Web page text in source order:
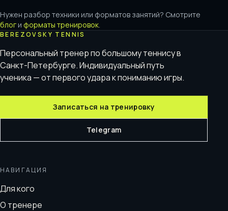
Нужен разбор техники или форматов занятий? Смотрите
блог и форматы тренировок.
BEREZOVSKY TENNIS
Персональный тренер по большому теннису в
Санкт-Петербурге. Индивидуальный путь
ученика — от первого удара к пониманию игры.
Записаться на тренировку
Telegram
НАВИГАЦИЯ
Для кого
О тренере